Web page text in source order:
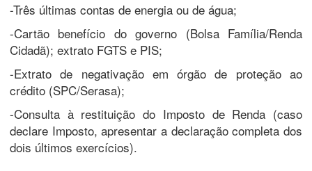
-Três últimas contas de energia ou de água;
-Cartão benefício do governo (Bolsa Família/Renda
Cidadã); extrato FGTS e PIS;
-Extrato de negativação em órgão de proteção ao
crédito (SPC/Serasa);
-Consulta à restituição do Imposto de Renda (caso
declare Imposto, apresentar a declaração completa dos
dois últimos exercícios).